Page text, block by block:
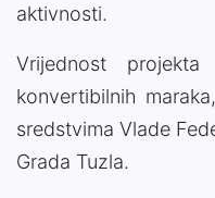
aktivnosti.
Vrijednost
konvertibilnih
sredstvima Vlade
Grada Tuzla.